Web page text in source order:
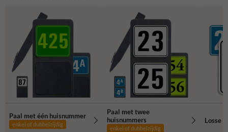
Paal met één huisnummer
enkel of dubbelzijdig
Paal met twee
huisnummers
enkel of dubbelzijdig
Losse